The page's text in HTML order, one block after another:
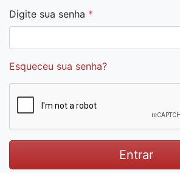
Digite sua senha *
Esqueceu sua senha?
Entrar